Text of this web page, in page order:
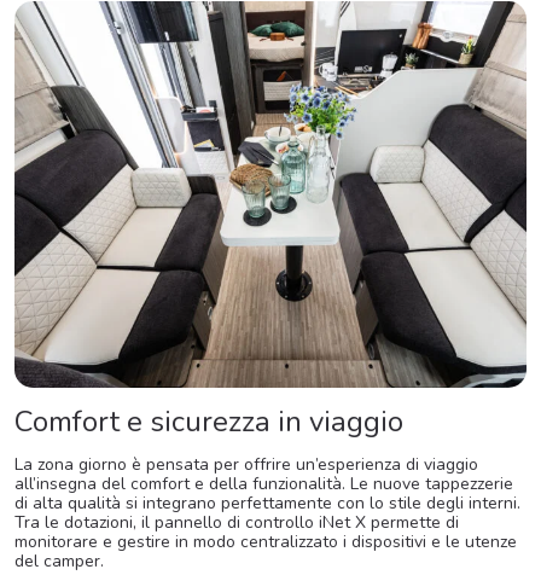
Comfort e sicurezza in viaggio
La zona giorno è pensata per offrire un’esperienza di viaggio
all’insegna del comfort e della funzionalità. Le nuove tappezzerie
di alta qualità si integrano perfettamente con lo stile degli interni.
Tra le dotazioni, il pannello di controllo iNet X permette di
monitorare e gestire in modo centralizzato i dispositivi e le utenze
del camper.